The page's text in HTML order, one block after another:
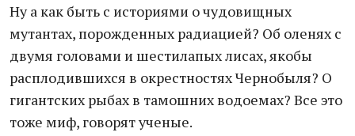
Ну а как быть с историями о чудовищных
мутантах, порожденных радиацией? Об оленях с
двумя головами и шестилапых лисах, якобы
расплодившихся в окрестностях Чернобыля? О
гигантских рыбах в тамошних водоемах? Все это
тоже миф, говорят ученые.